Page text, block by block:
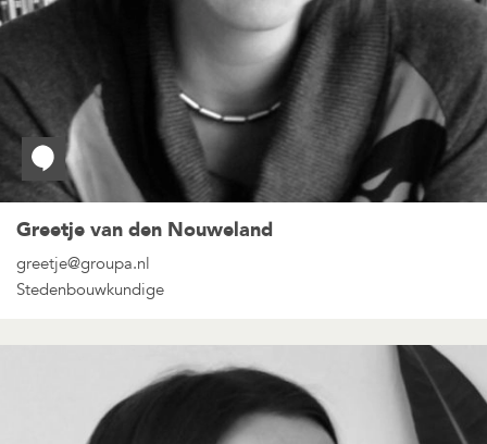
Greetje van den Nouweland
greetje@groupa.nl
Stedenbouwkundige